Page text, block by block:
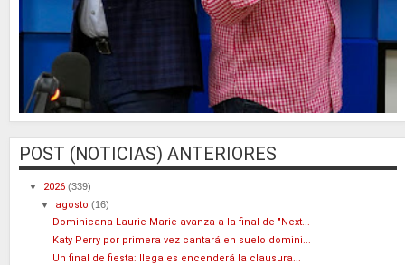
POST (NOTICIAS) ANTERIORES
▼ 2026 (339)
▼ agosto(16)
Dominicana Laurie Marie avanza a la final de "Next...
Katy Perry por primera vez cantará en suelo domini...
Un final de fiesta: Ilegales encenderá la clausura...